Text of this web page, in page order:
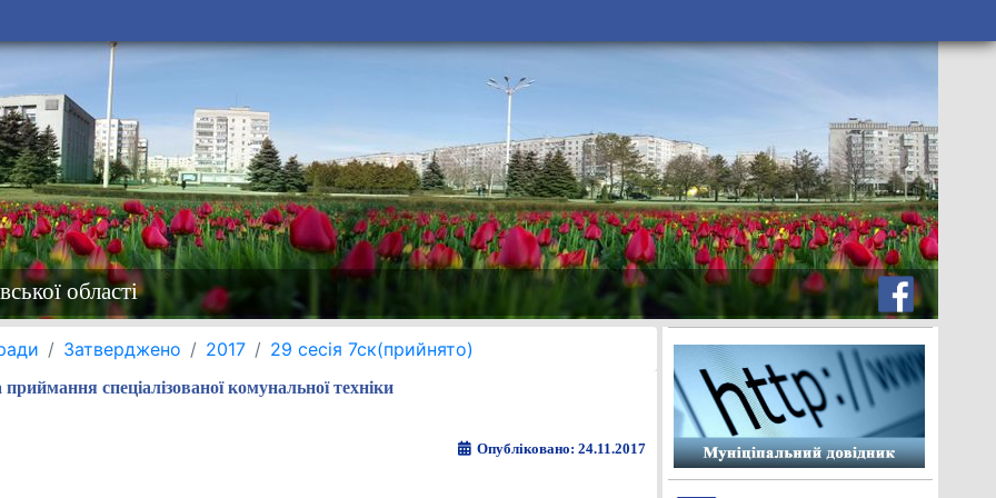
області
Затверджено 2017 29 сесія 7ск(прийнято)
спеціалізованої комунальної техніки
Опубліковано: 24.11.2017